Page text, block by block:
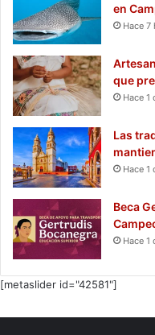
en
Hace 7
que
Hace 1
Las
Hace 1
Beca
Hace 1
[metaslider id="42581"]